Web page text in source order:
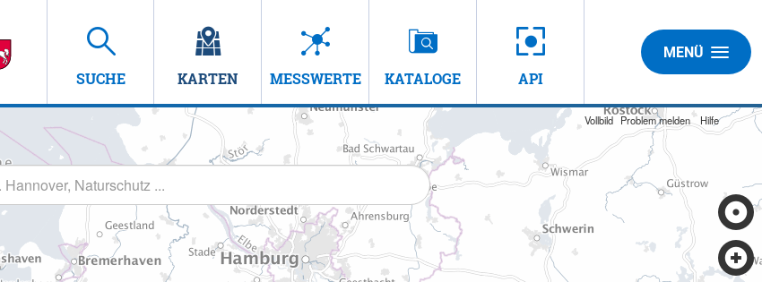
SUCHE KARTEN MESSWERTE KATALOGE API
MENÜ